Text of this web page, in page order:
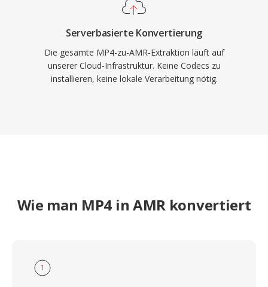
Serverbasierte Konvertierung
Die gesamte MP4-zu-AMR-Extraktion läuft auf
unserer Cloud-Infrastruktur. Keine Codecs zu
installieren, keine lokale Verarbeitung nötig.
Wie man MP4 in AMR konvertiert
1